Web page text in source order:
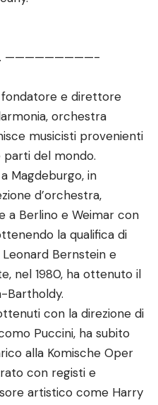
—————————-
e direttore
orchestra
musicisti provenienti
del mondo.
Magdeburgo, in
d’orchestra,
a Berlino e Weimar con
la qualifica di
Bernstein e
nel 1980, ha ottenuto il
Bartholdy.
con la direzione di
Puccini, ha subito
alla Komische Oper
con registi e
artistico come Harry